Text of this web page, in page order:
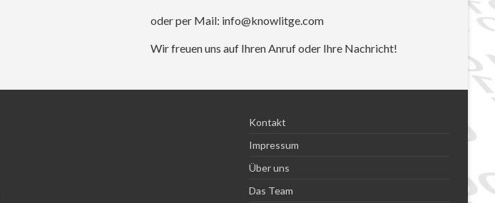
oder per Mail: info@knowlitge.com
Wir freuen uns auf Ihren Anruf oder Ihre Nachricht!
Kontakt
Impressum
Über uns
Das Team